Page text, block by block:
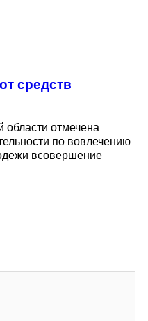
средств
области отмечена
по вовлечению
всовершение